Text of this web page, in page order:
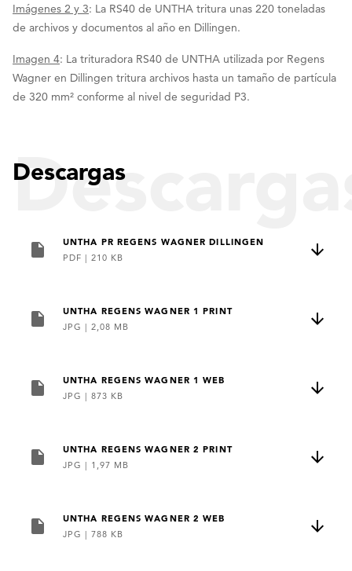
Imágenes 2 y 3: La RS40 de UNTHA tritura unas 220 toneladas
de archivos y documentos al año en Dillingen.
Imagen 4: La trituradora RS40 de UNTHA utilizada por Regens
Wagner en Dillingen tritura archivos hasta un tamaño de partícula
de 320 mm² conforme al nivel de seguridad P3.
Descargas
UNTHA PR REGENS WAGNER DILLINGEN
PDF | 210 KB
UNTHA REGENS WAGNER 1 PRINT
JPG | 2,08 MB
UNTHA REGENS WAGNER 1 WEB
JPG | 873 KB
UNTHA REGENS WAGNER 2 PRINT
JPG | 1,97 MB
UNTHA REGENS WAGNER 2 WEB
JPG | 788 KB